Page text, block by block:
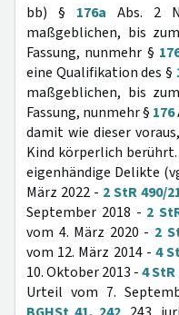
bb) § 176a Abs. 2
maßgeblichen, bis
Fassung, nunmehr §
eine Qualifikation des §
maßgeblichen, bis
Fassung, nunmehr § 176
damit wie dieser
Kind körperlich
eigenhändige Delikte
März 2022 - 2 StR 490/
September 2018 - 2
vom 4. März 2020 - 2
vom 12. März 2014 - 4
10. Oktober 2013 -4
Urteil vom 7.